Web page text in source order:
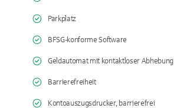
Parkplatz
BFSG-konforme Software
Geldautomat mit kontaktloser Abhebung
Barrierefreiheit
Kontoauszugsdrucker, barrierefrei